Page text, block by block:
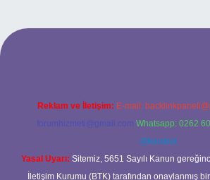
yeni giriş
Reklam ve İletişim: E-mail:
forumhizmeti@gmail.com Whatsapp: 0262
@karabul
Yasal Uyarı: Sitemiz, 5651 Sayılı Kanun
İletişim Kurumu (BTK) tarafından onaylanmış